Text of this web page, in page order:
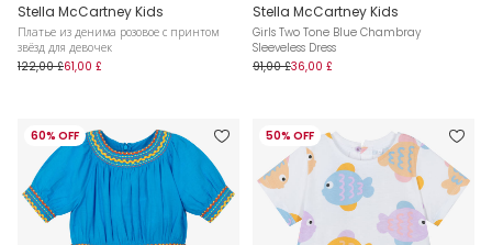
Stella McCartney Kids
Платье из денима розовое с принтом
звёзд для девочек
122,00 £61,00 £
Stella McCartney Kids
Girls Two Tone Blue Chambray
Sleeveless Dress
91,00 £36,00 £
60% OFF 50% OFF